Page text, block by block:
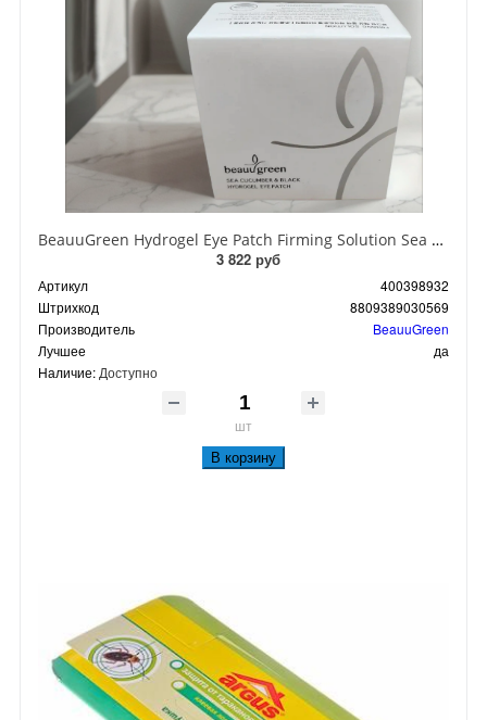
BeauuGreen Hydrogel Eye Patch Firming Solution Sea Cocumber & Black Гидрогелевые патчи для кожи вокруг глаз с экстрактом черного морского огурца 60 шт 90 гр
3 822 руб
Артикул
400398932
Штрихкод
8809389030569
Производитель
BeauuGreen
Лучшее
да
Наличие: Доступно
шт
В корзину